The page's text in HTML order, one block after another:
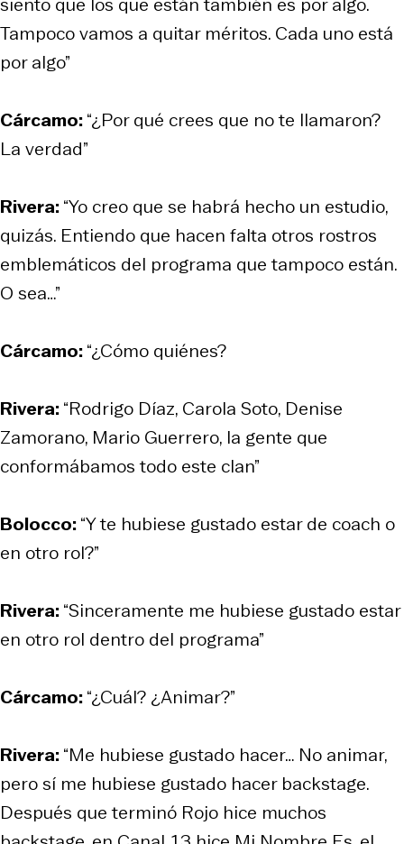
Tampoco vamos a quitar méritos. Cada uno está
por algo”
Cárcamo:“¿Por qué crees que no te llamaron?
La verdad”
Rivera:“Yo creo que se habrá hecho un estudio,
quizás. Entiendo que hacen falta otros rostros
emblemáticos del programa que tampoco están.
O sea…”
Cárcamo:“¿Cómo quiénes?
Rivera:“Rodrigo Díaz, Carola Soto, Denise
Zamorano, Mario Guerrero, la gente que
conformábamos todo este clan”
Bolocco:“Y te hubiese gustado estar de coach o
en otro rol?”
Rivera:“Sinceramente me hubiese gustado estar
en otro rol dentro del programa”
Cárcamo:“¿Cuál? ¿Animar?”
Rivera:“Me hubiese gustado hacer… No animar,
pero sí me hubiese gustado hacer backstage.
Después que terminó Rojo hice muchos